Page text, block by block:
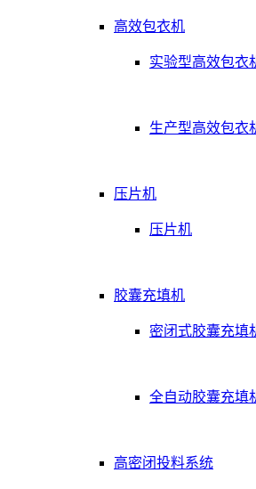
高效包衣机
实验型高效包衣
生产型高效包衣
压片机
压片机
胶囊充填机
密闭式胶囊充填
全自动胶囊充填
高密闭投料系统